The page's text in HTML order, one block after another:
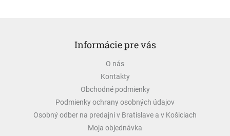
Informácie pre vás
O nás
Kontakty
Obchodné podmienky
Podmienky ochrany osobných údajov
Osobný odber na predajni v Bratislave a v Košiciach
Moja objednávka